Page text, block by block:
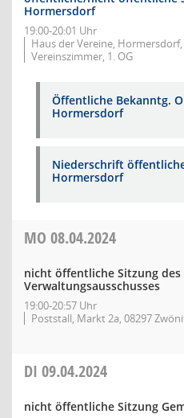
Hormersdorf
19:00-20:01 Uhr
Haus der Vereine,
Vereinszimmer, 1. OG
Öffentliche Bekanntg.
Hormersdorf
Niederschrift
Hormersdorf
MO 08.04.2024
nicht öffentliche Sitzung des
Verwaltungsausschusses
19:00-20:57 Uhr
Poststall, Markt 2a, 08297
DI 09.04.2024
nicht öffentliche Sitzung